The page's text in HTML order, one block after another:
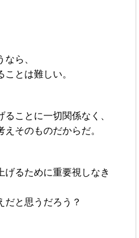
ら、
とは難しい。
ことに一切関係なく、
そのものだからだ。
げるために重要視しなき
だと思うだろう？